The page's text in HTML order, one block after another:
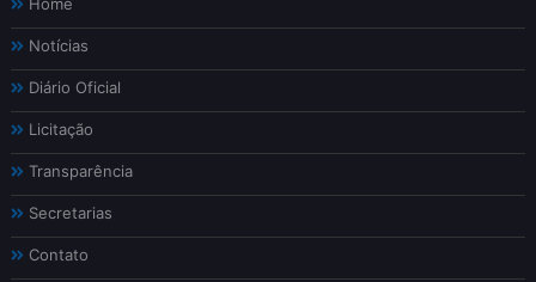
Home
Notícias
Diário Oficial
Licitação
Transparência
Secretarias
Contato